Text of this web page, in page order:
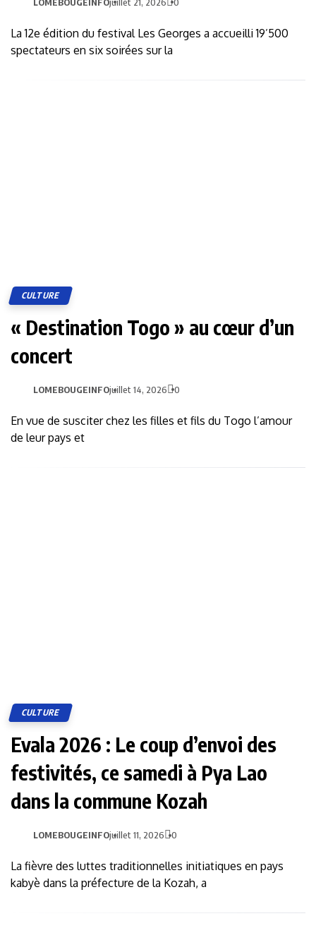
La 12e édition du festival Les Georges a accueilli 19’500
spectateurs en six soirées sur la
CULTURE
« Destination Togo » au cœur d’un
concert
LOMEBOUGEINFOjuillet 14, 2026 0
En vue de susciter chez les filles et fils du Togo l’amour
de leur pays et
CULTURE
Evala 2026 : Le coup d’envoi des
festivités, ce samedi à Pya Lao
dans la commune Kozah
LOMEBOUGEINFOjuillet 11, 2026 0
La fièvre des luttes traditionnelles initiatiques en pays
kabyè dans la préfecture de la Kozah, a